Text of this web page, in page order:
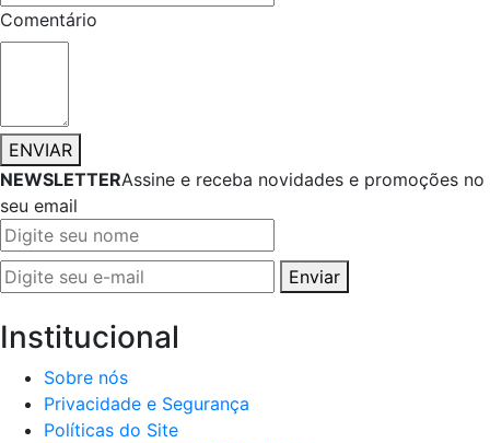
Comentário
ENVIAR
NEWSLETTERAssine e receba novidades e promoções no
seu email
Enviar
Institucional
Sobre nós
Privacidade e Segurança
Políticas do Site